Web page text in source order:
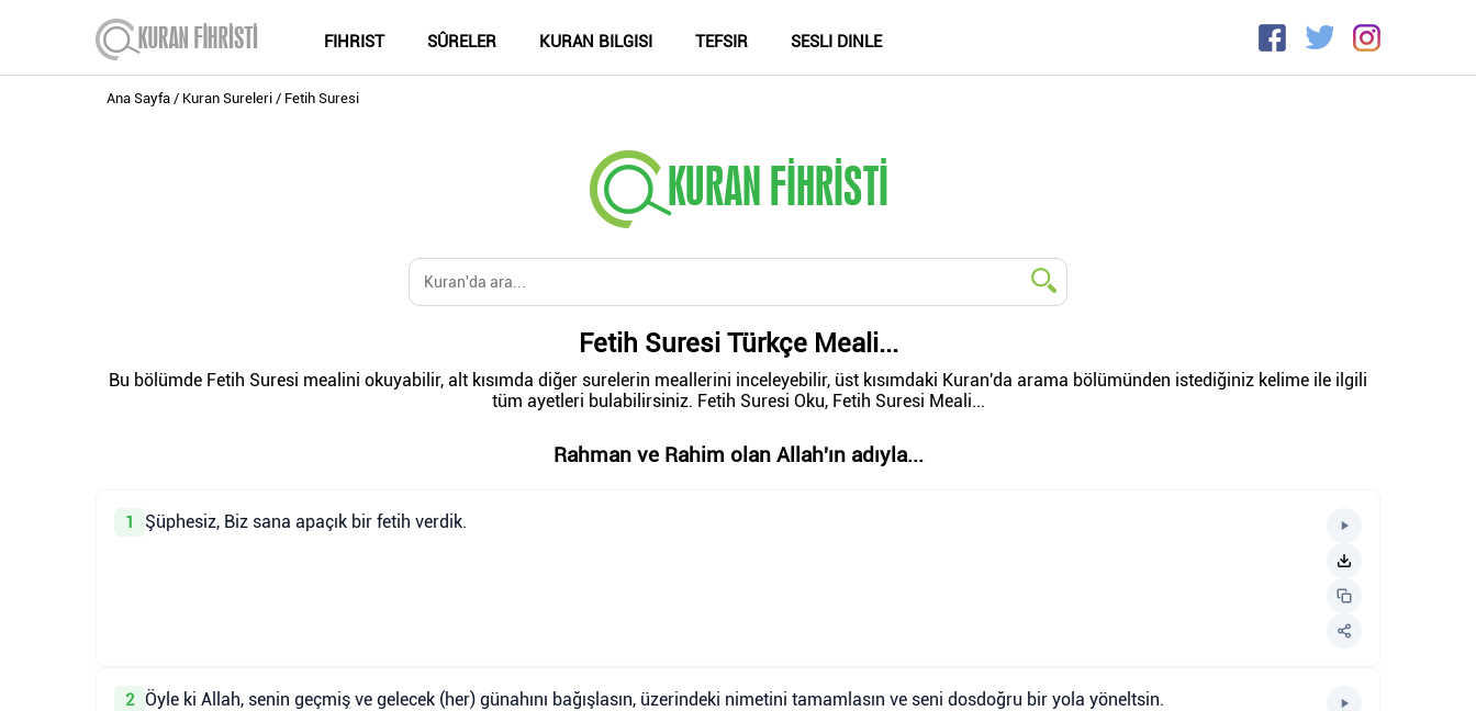
FIHRIST SÛRELER KURAN BILGISI TEFSIR SESLI DINLE
Ana Sayfa Kuran Sureleri Fetih Suresi
Fetih Suresi Türkçe Meali...
Bu bölümde Fetih Suresi mealini okuyabilir, alt kısımda diğer surelerin meallerini inceleyebilir, üst kısımdaki Kuran'da arama bölümünden istediğiniz kelime ile ilgili
tüm ayetleri bulabilirsiniz. Fetih Suresi Oku, Fetih Suresi Meali...
Rahman ve Rahim olan Allah'ın adıyla...
1 Şüphesiz, Biz sana apaçık bir fetih verdik.
2 Öyle ki Allah, senin geçmiş ve gelecek (her) günahını bağışlasın, üzerindeki nimetini tamamlasın ve seni dosdoğru bir yola yöneltsin.